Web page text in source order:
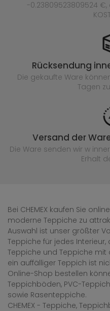
-0.23809523809524
Rücksendung
Die gekaufte Ware
Tagen
Versand der
Die Ware senden wir w
Erhalt
Bei CHEMEX kaufen Sie
moderne Teppiche zu
Auswahl ist unser größter
Teppiche für jedes
Teppiche und Teppiche mit
ein auffälliger Teppich ist
Online-Shop bestellen
Teppichböden, PVC-
sowie Rasenteppiche.
CHEMEX - Teppiche,